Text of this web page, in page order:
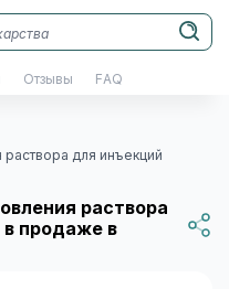
Отзывы FAQ
для инъекций
раствора
продаже в